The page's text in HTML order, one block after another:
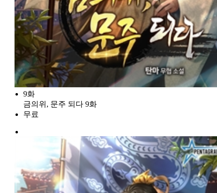
9화
금의위, 문주 되다 9화
무료